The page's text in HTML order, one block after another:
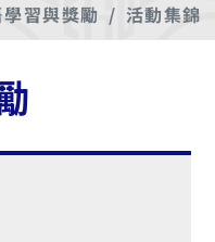
習與獎勵 活動集錦